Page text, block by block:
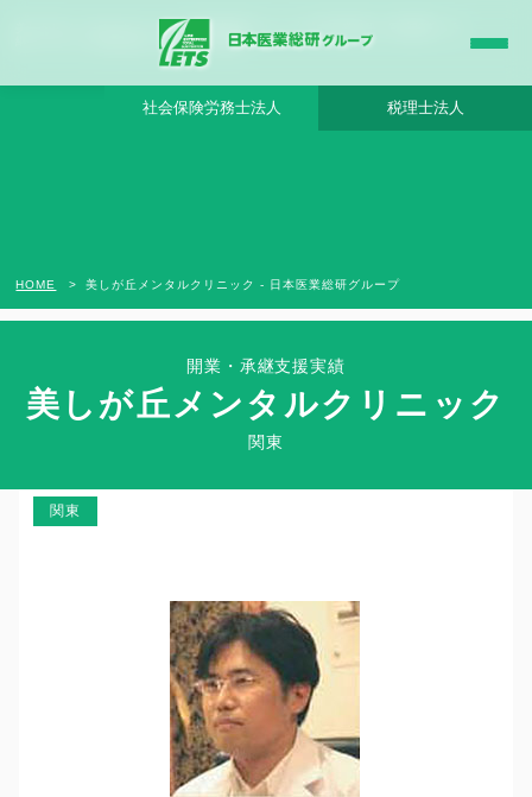
美しが丘メンタルクリニック - 日本医業総研グループ |日本医業総研｜医院開業・承
継・クリニック経営支援・医療モール開発
社会保険労務士法人 税理士法人
開業・承継支援実績
美しが丘メンタルクリニック
関東
HOME 美しが丘メンタルクリニック - 日本医業総研グループ
Clinic Success Case
関東